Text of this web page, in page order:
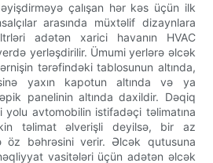
çalışan hər kəs üçün ilk
arasında müxtəlif dizaynlara
adətən xarici havanın HVAC
yerləşdirilir. Ümumi yerlərə əlcək
tərəfindəki tablosunun altında,
yaxın kapotun altında və ya
panelinin altında daxildir. Dəqiq
yolu avtomobilin istifadəçi təlimatına
təlimat əlverişli deyilsə, bir az
öz bəhrəsini verir. Əlcək qutusuna
vasitələri üçün adətən əlcək